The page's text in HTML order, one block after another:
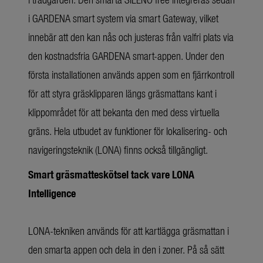
i GARDENA smart system via smart Gateway, vilket
innebär att den kan nås och justeras från valfri plats via
den kostnadsfria GARDENA smart-appen. Under den
första installationen används appen som en fjärrkontroll
för att styra gräsklipparen längs gräsmattans kant i
klippområdet för att bekanta den med dess virtuella
gräns. Hela utbudet av funktioner för lokalisering- och
navigeringsteknik (LONA) finns också tillgängligt.
Smart gräsmatteskötsel tack vare LONA
Intelligence
LONA-tekniken används för att kartlägga gräsmattan i
den smarta appen och dela in den i zoner. På så sätt